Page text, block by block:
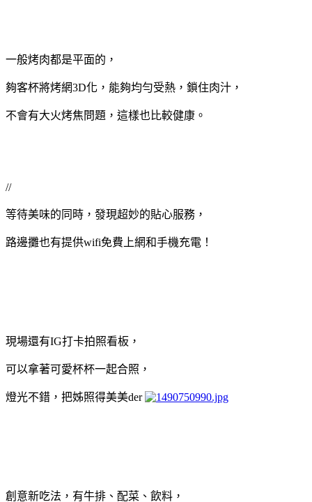
一般烤肉都是平面的，
夠客杯將烤網3D化，能夠均勻受熱，鎖住肉汁，
不會有大火烤焦問題，這樣也比較健康。
//
等待美味的同時，發現超妙的貼心服務，
路邊攤也有提供wifi免費上網和手機充電！
現場還有IG打卡拍照看板，
可以拿著可愛杯杯一起合照，
燈光不錯，把姊照得美美der
創意新吃法，有牛排、配菜、飲料，